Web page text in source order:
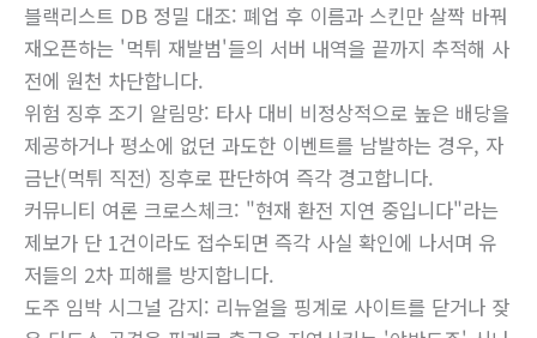
블랙리스트 DB 정밀 대조: 폐업 후 이름과 스킨만 살짝 바꿔
재오픈하는 '먹튀 재발범'들의 서버 내역을 끝까지 추적해 사
전에 원천 차단합니다.
위험 징후 조기 알림망: 타사 대비 비정상적으로 높은 배당을
제공하거나 평소에 없던 과도한 이벤트를 남발하는 경우, 자
금난(먹튀 직전) 징후로 판단하여 즉각 경고합니다.
커뮤니티 여론 크로스체크: "현재 환전 지연 중입니다"라는
제보가 단 1건이라도 접수되면 즉각 사실 확인에 나서며 유
저들의 2차 피해를 방지합니다.
도주 임박 시그널 감지: 리뉴얼을 핑계로 사이트를 닫거나 잦